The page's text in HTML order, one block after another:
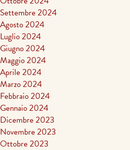
Settembre 2024
Agosto 2024
Luglio 2024
Giugno 2024
Maggio 2024
Aprile 2024
Marzo 2024
Febbraio 2024
Gennaio 2024
Dicembre 2023
Novembre 2023
Ottobre 2023